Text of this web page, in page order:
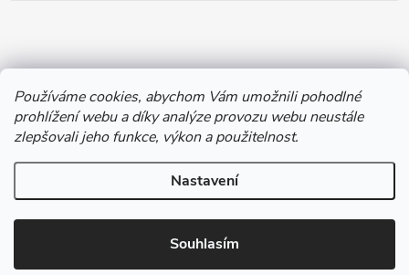
Používáme cookies, abychom Vám umožnili pohodlné
prohlížení webu a díky analýze provozu webu neustále
zlepšovali jeho funkce, výkon a použitelnost.
Nastavení
Souhlasím
Copyright 2026Chytil.cz. Všechna práva vyhrazena.